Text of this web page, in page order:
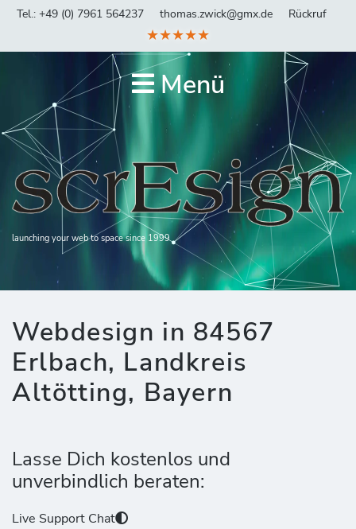
Tel.: +49 (0) 7961 564237 thomas.zwick@gmx.de Rückruf
★★★★★
Menü
launching your web to space since 1999
Webdesign in 84567
Erlbach, Landkreis
Altötting, Bayern
Lasse Dich kostenlos und
unverbindlich beraten:
Live Support Chat